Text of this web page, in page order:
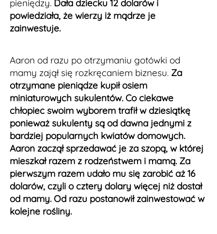
pieniędzy. Dała dziecku 12 dolarów i
powiedziała, że wierzy iż mądrze je
zainwestuje.
Aaron od razu po otrzymaniu gotówki od
mamy zajął się rozkręcaniem biznesu. Za
otrzymane pieniądze kupił osiem
miniaturowych sukulentów. Co ciekawe
chłopiec swoim wyborem trafił w dziesiątkę
ponieważ sukulenty są od dawna jednymi z
bardziej popularnych kwiatów domowych.
Aaron zaczął sprzedawać je za szopą, w której
mieszkał razem z rodzeństwem i mamą. Za
pierwszym razem udało mu się zarobić aż 16
dolarów, czyli o cztery dolary więcej niż dostał
od mamy. Od razu postanowił zainwestować w
kolejne rośliny.